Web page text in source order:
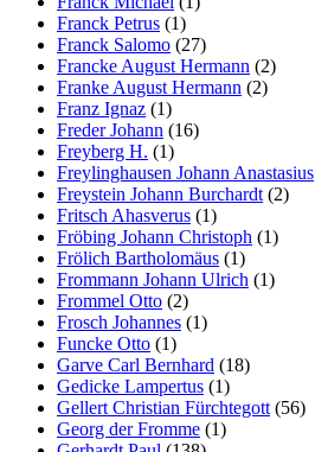
Franck Petrus (1)
Franck Salomo (27)
Francke August Hermann (2)
Franke August Hermann (2)
Franz Ignaz (1)
Freder Johann (16)
Freyberg H. (1)
Freylinghausen Johann Anastasius
Freystein Johann Burchardt (2)
Fritsch Ahasverus (1)
Fröbing Johann Christoph (1)
Frölich Bartholomäus (1)
Frommann Johann Ulrich (1)
Frommel Otto (2)
Frosch Johannes (1)
Funcke Otto (1)
Garve Carl Bernhard (18)
Gedicke Lampertus (1)
Gellert Christian Fürchtegott (56)
Georg der Fromme (1)